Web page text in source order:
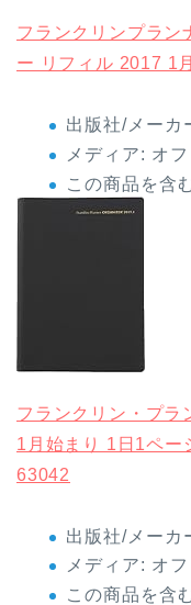
フランクリンプラン
ー リフィル 2017 1
出版社/メーカ
メディア: オ
この商品を含
フランクリン・プラ
1月始まり 1日1ペー
63042
出版社/メーカ
メディア: オ
この商品を含